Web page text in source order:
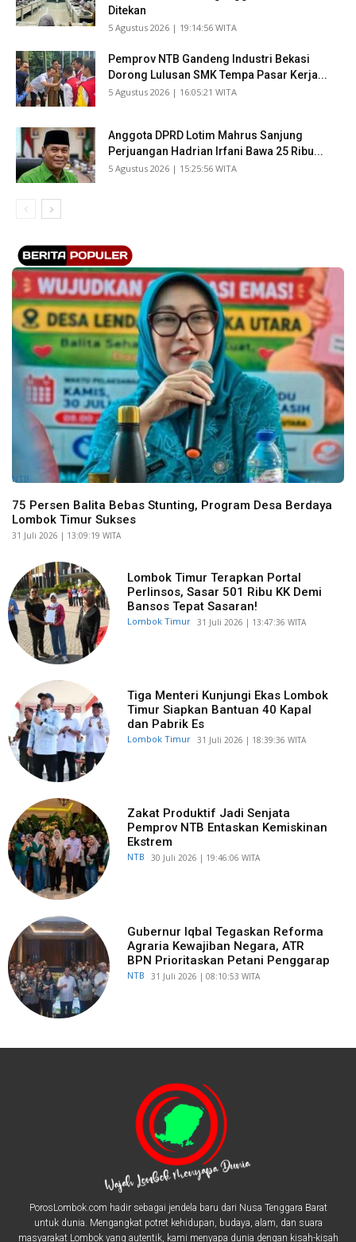
Ditekan
​5 Agustus 2026 | 19:14:56 WITA
Pemprov NTB Gandeng Industri Bekasi
Dorong Lulusan SMK Tempa Pasar Kerja...
​5 Agustus 2026 | 16:05:21 WITA
Anggota DPRD Lotim Mahrus Sanjung
Perjuangan Hadrian Irfani Bawa 25 Ribu...
​5 Agustus 2026 | 15:25:56 WITA
NTB
75 Persen Balita Bebas Stunting, Program Desa Berdaya
Lombok Timur Sukses
​31 Juli 2026 | 13:09:19 WITA
Lombok Timur Terapkan Portal
Perlinsos, Sasar 501 Ribu KK Demi
Bansos Tepat Sasaran!
Lombok Timur ​31 Juli 2026 | 13:47:36 WITA
Tiga Menteri Kunjungi Ekas Lombok
Timur Siapkan Bantuan 40 Kapal
dan Pabrik Es
Lombok Timur ​31 Juli 2026 | 18:39:36 WITA
Zakat Produktif Jadi Senjata
Pemprov NTB Entaskan Kemiskinan
Ekstrem
NTB ​30 Juli 2026 | 19:46:06 WITA
Gubernur Iqbal Tegaskan Reforma
Agraria Kewajiban Negara, ATR
BPN Prioritaskan Petani Penggarap
NTB ​31 Juli 2026 | 08:10:53 WITA
PorosLombok.com hadir sebagai jendela baru dari Nusa Tenggara Barat
untuk dunia. Mengangkat potret kehidupan, budaya, alam, dan suara
masyarakat Lombok yang autentik, kami menyapa dunia dengan kisah-kisah